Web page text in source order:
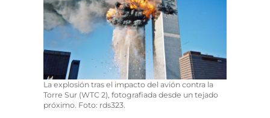
La explosión tras el impacto del avión contra la
Torre Sur (WTC 2), fotografiada desde un tejado
próximo. Foto: rds323.